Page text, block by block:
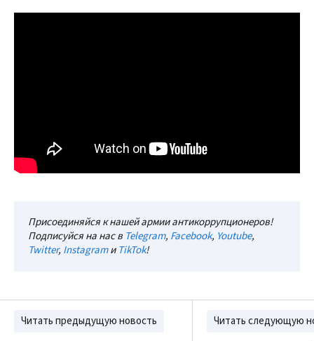
Присоединяйся к нашей армии антикоррупционеров!
Подписуйся на нас в Telegram, Facebook, Youtube,
Twitter, InstagramиTikTok!
Читать предыдущую новость Читать следующую